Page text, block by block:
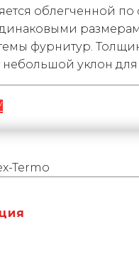
облегченной
фурнитур.
небольшой уклон